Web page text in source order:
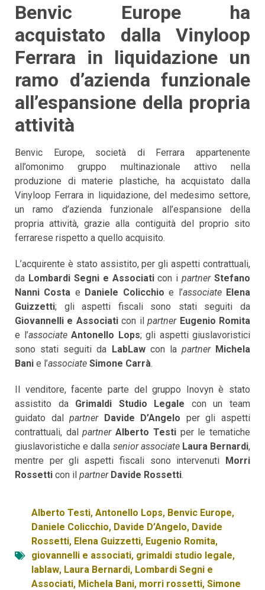
Benvic Europe ha
acquistato dalla Vinyloop
Ferrara in liquidazione un
ramo d’azienda funzionale
all’espansione della propria
attività
Benvic Europe, società di Ferrara appartenente
all’omonimo gruppo multinazionale attivo nella
produzione di materie plastiche, ha acquistato dalla
Vinyloop Ferrara in liquidazione, del medesimo settore,
un ramo d’azienda funzionale all’espansione della
propria attività, grazie alla contiguità del proprio sito
ferrarese rispetto a quello acquisito.
L’acquirente è stato assistito, per gli aspetti contrattuali,
da Lombardi Segni e Associaticon ipartner Stefano
Nanni Costa e Daniele Colicchioe l’associate Elena
Guizzetti; gli aspetti fiscali sono stati seguiti da
Giovannelli e Associaticon ilpartner Eugenio Romita
e l’associate Antonello Lops; gli aspetti giuslavoristici
sono stati seguiti da LabLaw con la partner Michela
Bani e l’associate Simone Carrà.
Il venditore, facente parte del gruppo Inovyn è stato
assistito da Grimaldi Studio Legale con un team
guidato dalpartner Davide D’Angelo per gli aspetti
contrattuali, dalpartnerAlberto Testi per le tematiche
giuslavoristiche e dalla senior associate Laura Bernardi,
mentre per gli aspetti fiscali sono intervenuti Morri
Rossetti con il partner Davide Rossetti.
Alberto Testi, Antonello Lops, Benvic Europe,
Daniele Colicchio, Davide D’Angelo, Davide
Rossetti, Elena Guizzetti, Eugenio Romita,
giovannelli e associati, grimaldi studio legale,
lablaw, Laura Bernardi, Lombardi Segni e
Associati, Michela Bani, morri rossetti, Simone